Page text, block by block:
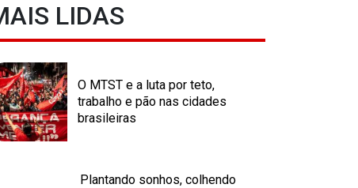
LIDAS
O MTST e a luta por teto,
trabalho e pão nas cidades
brasileiras
Plantando sonhos, colhendo